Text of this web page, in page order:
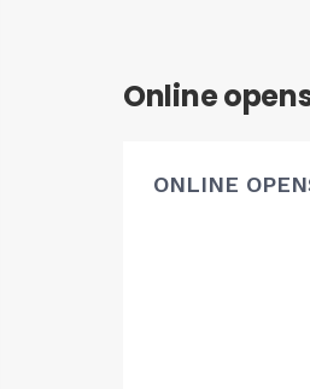
Online
ONLINE